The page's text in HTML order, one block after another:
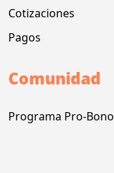
Cotizaciones
Pagos
Comunidad
Programa Pro-Bono